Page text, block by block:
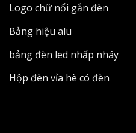
Logo chữ nổi gắn đèn
Bảng hiệu alu
bảng đèn led nhấp nháy
Hộp đèn vỉa hè có đèn